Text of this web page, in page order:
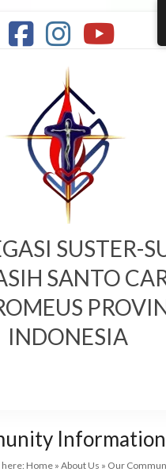
SUSTER-
SANTO
INDONESIA
Information
here: Home »About Us » Our